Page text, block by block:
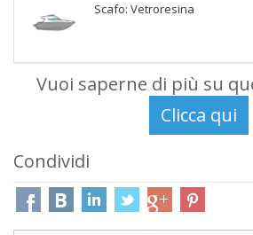
Scafo: Vetroresina
Vuoi saperne di più su
Condividi